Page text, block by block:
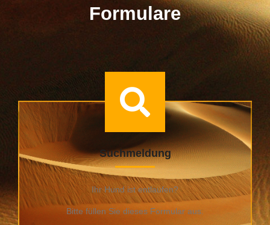
Formulare
Suchmeldung
Ihr Hund ist entlaufen?
Bitte füllen Sie dieses Formular aus.